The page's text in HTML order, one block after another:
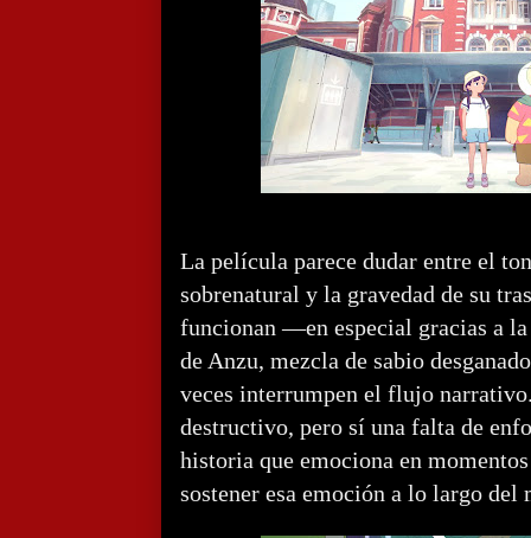
La película parece dudar entre el
sobrenatural y la gravedad de su
funcionan —en especial gracias a
de Anzu, mezcla de sabio
veces interrumpen el flujo
destructivo, pero sí una falta de
historia que emociona en
sostener esa emoción a lo largo del